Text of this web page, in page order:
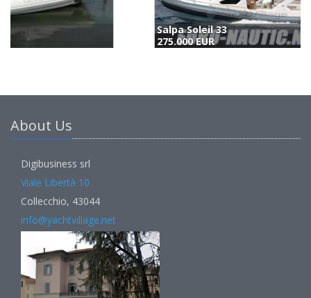
Salpa Soleil 33
About Us
Digibusiness srl
Viale Libertà 10
Collecchio, 43044
info@yachtvillage.net